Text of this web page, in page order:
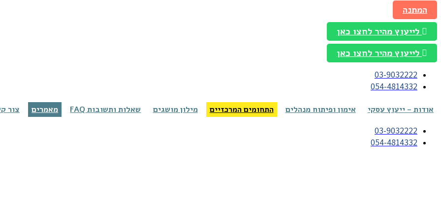
המתנה
לייעוץ מהיר לחצו כאן
לייעוץ מהיר לחצו כאן
03-9032222
054-4814332
אודות – ייעוץ עסקי אימון ופיתוח מנהלים התחומים המרכזיים מילון מושגים שאלות ותשובות FAQ מאמרים צור
03-9032222
054-4814332